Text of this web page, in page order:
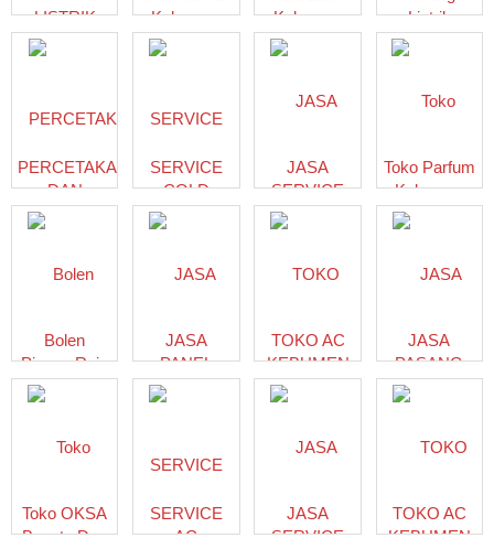
LISTRIK
KEBUMEN
LISTRIK
ALTAF
ELEKTRIKAL
PRADANA
Kebumen
ARSA
Kebumen
THINKTANK
Listrik
Panggilan
ELECTRICAL
PERCETAKAN
DAN
SABLON
SERVICE
COLD
STORAGE
JASA
SERVICE
MESIN
Toko Parfum
Kebumen
Bolen
Pisang Raja
Ar-Rayyan-
JASA
PANEL
MAKER
KALDERA
TOKO AC
KEBUMEN
JASA
PASANG
PENANGKAL
ALTAF
PRADANA
Toko OKSA
Beauty Dan
SERVICE
AC
JASA
SERVICE
TOKO AC
KEBUMEN